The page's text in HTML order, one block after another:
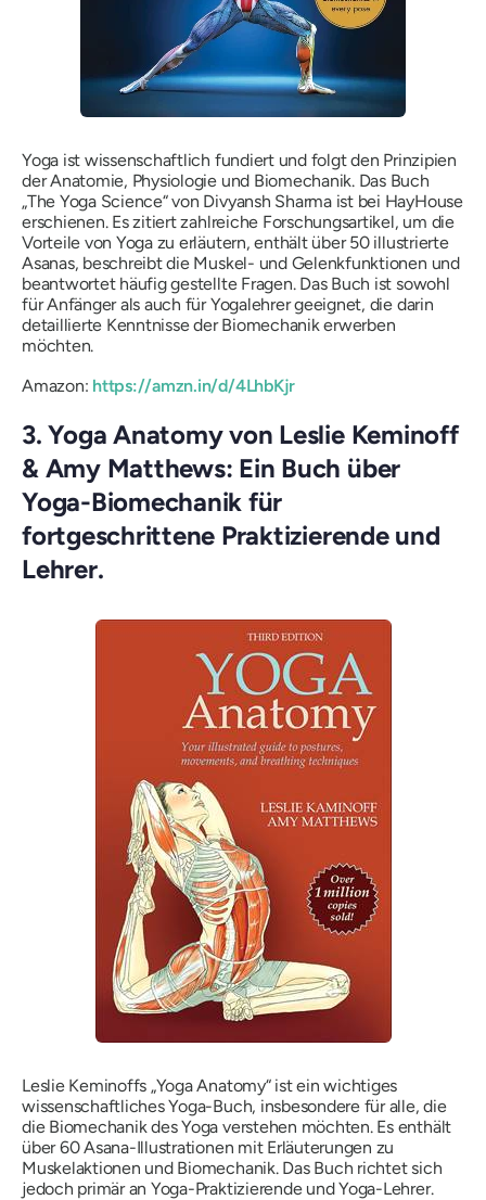
Yoga ist wissenschaftlich fundiert und folgt den Prinzipien
der Anatomie, Physiologie und Biomechanik. Das Buch
„The Yoga Science“ von Divyansh Sharma ist bei HayHouse
erschienen. Es zitiert zahlreiche Forschungsartikel, um die
Vorteile von Yoga zu erläutern, enthält über 50 illustrierte
Asanas, beschreibt die Muskel- und Gelenkfunktionen und
beantwortet häufig gestellte Fragen. Das Buch ist sowohl
für Anfänger als auch für Yogalehrer geeignet, die darin
detaillierte Kenntnisse der Biomechanik erwerben
möchten.
Amazon: https://amzn.in/d/4LhbKjr
3. Yoga Anatomy von Leslie Keminoff
& Amy Matthews: Ein Buch über
Yoga-Biomechanik für
fortgeschrittene Praktizierende und
Lehrer.
Leslie Keminoffs „Yoga Anatomy“ ist ein wichtiges
wissenschaftliches Yoga-Buch, insbesondere für alle, die
die Biomechanik des Yoga verstehen möchten. Es enthält
über 60 Asana-Illustrationen mit Erläuterungen zu
Muskelaktionen und Biomechanik. Das Buch richtet sich
jedoch primär an Yoga-Praktizierende und Yoga-Lehrer.